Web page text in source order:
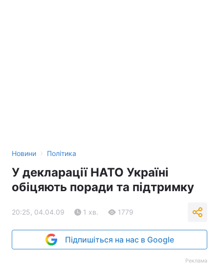
Новини › Політика
У декларації НАТО Україні
обіцяють поради та підтримку
20:25, 04.04.09 1 хв. 1779
Підпишіться на нас в Google
Реклама